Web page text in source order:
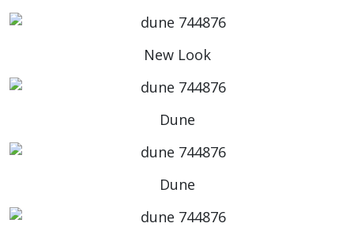
New Look
Dune
Dune